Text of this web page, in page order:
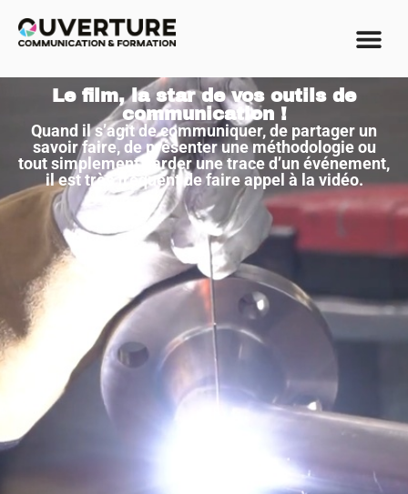
Le film, la star de vos outils de
communication !
Quand il s’agit de communiquer, de partager un
savoir faire, de présenter une méthodologie ou
tout simplement garder une trace d’un événement,
il est très fréquent de faire appel à la vidéo.